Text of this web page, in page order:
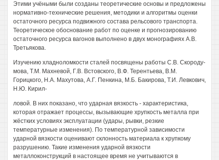
Этими учёными были созданы теоретические основы и предложены
нормативно-технические решения, методики и алгоритмы оценки
остаточного ресурса подвижного состава рельсового транспорта.
Теоретическое обоснование работ по оценке и прогнозированию
остаточного ресурса вагонов выполнено в двух монографиях A.B.
Третьякова.
Изучению хладноломкости сталей посвящены работы C.B. Скороду-
мова, Т.М. Махневой, Г.В. Встовского, В.Ф. Терентьева, В.М.
Горицкого, H.A. Махутова, А.Г. Пенкина, М.Б. Бакирова, Т.И. Левкович,
Н.Ю. Кирил-
ловой. В них показано, что ударная вязкость - характеристика,
которая отражает процессы, вызывающие хрупкость металла при
жёстких условиях эксплуатации (удары, рывки, резкие
температурные изменения). По температурной зависимости
ударной вязкости оценивают склонность материала к хрупкому
разрушению. Такие изменения ударной вязкости
металлоконструкций в настоящее время не учитываются в